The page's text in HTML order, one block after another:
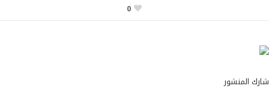
0
شارك المنشور